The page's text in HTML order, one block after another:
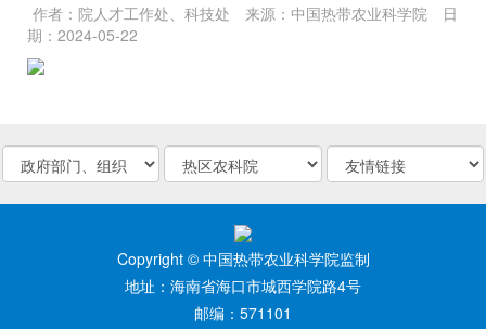
作者：院人才工作处、科技处 来源：中国热带农业科学院
日
期：2024-05-22
Copyright © 中国热带农业科学院监制
地址：海南省海口市城西学院路4号
邮编：571101